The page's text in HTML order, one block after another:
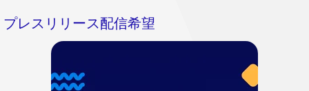
プレスリリース配信希望